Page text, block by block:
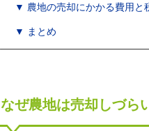
▼ 農地の売却にかかる費用と
▼ まとめ
なぜ農地は売却しづら